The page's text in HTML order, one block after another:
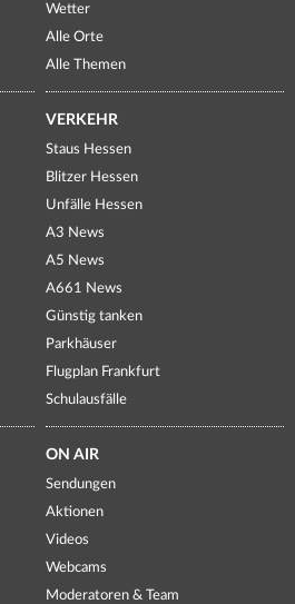
Wetter
Alle Orte
Alle Themen
VERKEHR
Staus Hessen
Blitzer Hessen
Unfälle Hessen
A3 News
A5 News
A661 News
Günstig tanken
Parkhäuser
Flugplan Frankfurt
Schulausfälle
ON AIR
Sendungen
Aktionen
Videos
Webcams
Moderatoren & Team